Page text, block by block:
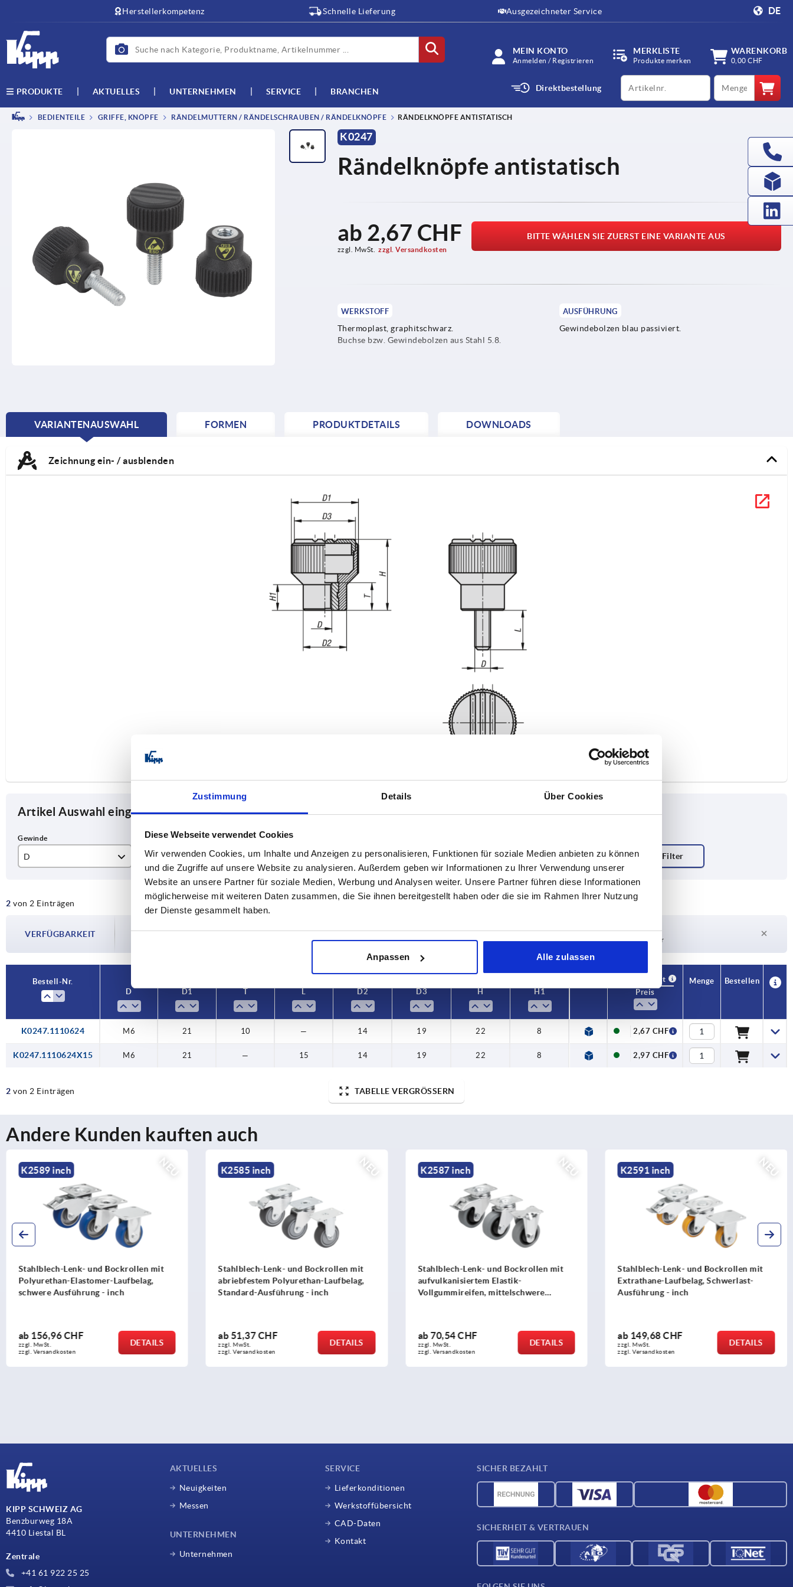
Zustimmung Details Über Cookies
Diese Webseite verwendet Cookies
Wir verwenden Cookies, um Inhalte und Anzeigen zu personalisieren, Funktionen für soziale Medien anbieten zu können
und die Zugriffe auf unsere Website zu analysieren. Außerdem geben wir Informationen zu Ihrer Verwendung unserer
Website an unsere Partner für soziale Medien, Werbung und Analysen weiter. Unsere Partner führen diese Informationen
möglicherweise mit weiteren Daten zusammen, die Sie ihnen bereitgestellt haben oder die sie im Rahmen Ihrer Nutzung
der Dienste gesammelt haben.
Anpassen Alle zulassen
Herstellerkompetenz Schnelle Lieferung Ausgezeichneter Service DE
MEIN KONTO
Anmelden / Registrieren
MERKLISTE
Produkte merken
WARENKORB
0,00 CHF
PRODUKTE AKTUELLES UNTERNEHMEN SERVICE BRANCHEN Direktbestellung
productCode qty
BEDIENTEILE GRIFFE, KNÖPFE RÄNDELMUTTERN / RÄNDELSCHRAUBEN / RÄNDELKNÖPFE RÄNDELKNÖPFE ANTISTATISCH
K0247
Rändelknöpfe antistatisch
ab 2,67 CHF
zzgl. MwSt. zzgl. Versandkosten
BITTE WÄHLEN SIE ZUERST EINE VARIANTE AUS
WERKSTOFF
Thermoplast, graphitschwarz.
Buchse bzw. Gewindebolzen aus Stahl 5.8.
AUSFÜHRUNG
Gewindebolzen blau passiviert.
VARIANTENAUSWAHL
CURRENT
FORMEN PRODUKTDETAILS DOWNLOADS
Zeichnung ein- / ausblenden
Artikel Auswahl eingrenzen
D D1
21
T
10
L
15
D2
14
2 von 2 Einträgen TABELLE VERGRÖSSERN
VERFÜGBARKEIT
Im finalen Schritt vor Abschluss Ihrer Bestellung erfahren Sie das bestätigte
4-20 Tage
Derzeit nicht auf Lager
Bestell-Nr.
D
D1 T L D2 D3 H H1
Verfügbarkeit
Preis
Menge Bestellen
K0247.1110624 M6 21 10 — 14 19 22 8 2,67 CHF
K0247.1110624X15 M6 21 — 15 14 19 22 8 2,97 CHF
2 von 2 Einträgen TABELLE VERGRÖSSERN
Andere Kunden kauften auch
NEU
K2589 inch
Stahlblech-Lenk- und Bockrollen mit
Polyurethan-Elastomer-Laufbelag,
schwere Ausführung - inch
ab 156,96 CHF
zzgl. MwSt.
zzgl. Versandkosten
DETAILS
NEU
K2585 inch
Stahlblech-Lenk- und Bockrollen mit
abriebfestem Polyurethan-Laufbelag,
Standard-Ausführung - inch
ab 51,37 CHF
zzgl. MwSt.
zzgl. Versandkosten
DETAILS
NEU
K2587 inch
Stahlblech-Lenk- und Bockrollen mit
aufvulkanisiertem Elastik-
Vollgummireifen, mittelschwere
ab70,54 CHF
zzgl. MwSt.
zzgl. Versandkosten
DETAILS
NEU
K2591 inch
Stahlblech-Lenk- und Bockrollen mit
Extrathane-Laufbelag, Schwerlast-
Ausführung - inch
ab 149,68 CHF
zzgl. MwSt.
zzgl. Versandkosten
DETAILS
KIPP SCHWEIZ AG
Benzburweg 18A
4410 Liestal BL
Zentrale
+41 61 922 25 25
AKTUELLES
Neuigkeiten
Messen
UNTERNEHMEN
Unternehmen
SERVICE
Lieferkonditionen
Werkstoffübersicht
CAD-Daten
Kontakt
SICHER BEZAHLT
SICHERHEIT & VERTRAUEN